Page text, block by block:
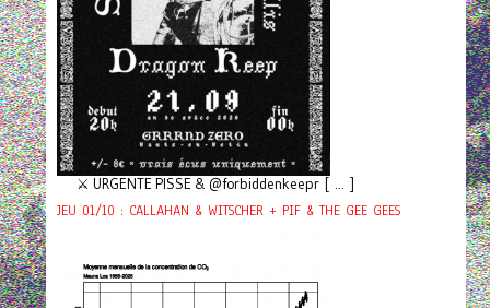
⚔️ URGENTE PISSE & @forbiddenkeepr [ ... ]
JEU 01/10 : CALLAHAN & WITSCHER + PIF & THE GEE GEES